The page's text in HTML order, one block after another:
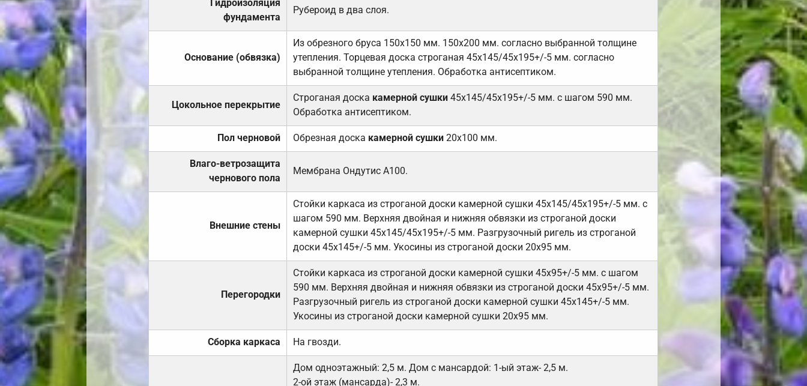
Гидроизоляция
фундамента
Рубероид в два слоя.
Основание (обвязка)
Из обрезного бруса 150х150 мм. 150х200 мм. согласно выбранной толщине
утепления. Торцевая доска строганая 45х145/45х195+/-5 мм. согласно
выбранной толщине утепления. Обработка антисептиком.
Цокольное перекрытие
Строганая доска камерной сушки 45х145/45х195+/-5 мм. с шагом 590 мм.
Обработка антисептиком.
Пол черновой Обрезная доска камерной сушки20х100 мм.
Влаго-ветрозащита
чернового пола
Мембрана Ондутис А100.
Внешние стены
Стойки каркаса из строганой доски камерной сушки 45х145/45х195+/-5 мм. с
шагом 590 мм. Верхняя двойная и нижняя обвязки из строганой доски
камерной сушки 45х145/45х195+/-5 мм. Разгрузочный ригель из строганой
доски 45х145+/-5 мм. Укосины из строганой доски 20х95 мм.
Перегородки
Стойки каркаса из строганой доски камерной сушки 45х95+/-5 мм. с шагом
590 мм. Верхняя двойная и нижняя обвязки из строганой доски 45х95+/-5 мм.
Разгрузочный ригель из строганой доски камерной сушки 45х145+/-5 мм.
Укосины из строганой доски камерной сушки 20х95 мм.
Сборка каркаса На гвозди.
Дом одноэтажный: 2,5 м. Дом с мансардой: 1-ый этаж- 2,5 м.
2-ой этаж (мансарда)- 2,3 м.